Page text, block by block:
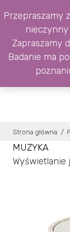
to
content
Strona główna /
MUZYKA
Przepraszamy
Zapraszamy
Badanie ma